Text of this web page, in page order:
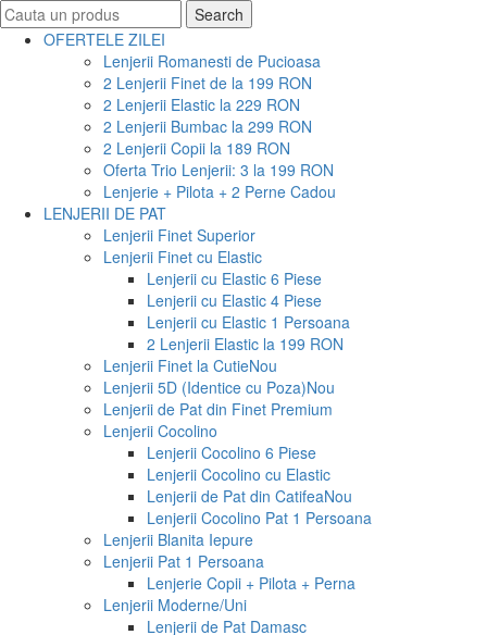
Search
for:
Search
OFERTELE ZILEI
Lenjerii Romanesti de Pucioasa
2 Lenjerii Finet de la 199 RON
2 Lenjerii Elastic la 229 RON
2 Lenjerii Bumbac la 299 RON
2 Lenjerii Copii la 189 RON
Oferta Trio Lenjerii: 3 la 199 RON
Lenjerie + Pilota + 2 Perne Cadou
LENJERII DE PAT
Lenjerii Finet Superior
Lenjerii Finet cu Elastic
Lenjerii cu Elastic 6 Piese
Lenjerii cu Elastic 4 Piese
Lenjerii cu Elastic 1 Persoana
2 Lenjerii Elastic la 199 RON
Lenjerii Finet la CutieNou
Lenjerii 5D (Identice cu Poza)Nou
Lenjerii de Pat din Finet Premium
Lenjerii Cocolino
Lenjerii Cocolino 6 Piese
Lenjerii Cocolino cu Elastic
Lenjerii de Pat din CatifeaNou
Lenjerii Cocolino Pat 1 Persoana
Lenjerii Blanita Iepure
Lenjerii Pat 1 Persoana
Lenjerie Copii + Pilota + Perna
Lenjerii Moderne/Uni
Lenjerii de Pat Damasc